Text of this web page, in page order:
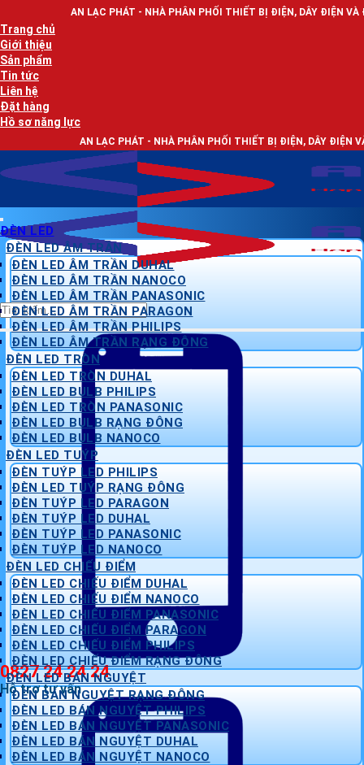
qua
nội
dung
LẠC PHÁT - NHÀ PHÂN PHỐI THIẾT BỊ ĐIỆN, DÂY ĐIỆN VÀ ĐÈN LED CHIẾU
Trang chủ
Giới thiệu
Sản phẩm
Tin tức
Liên hệ
Đặt hàng
Hồ sơ năng lực
AN LẠC PHÁT - NHÀ PHÂN PHỐI THIẾT BỊ ĐIỆN, DÂY ĐIỆN VÀ ĐÈN LED
Tìm
kiếm:
0827 24 24 24
Hỗ trợ tư vấn
ĐÈN LED
ĐÈN LED ÂM TRẦN
ĐÈN LED ÂM TRẦN DUHAL
ĐÈN LED ÂM TRẦN NANOCO
ĐÈN LED ÂM TRẦN PANASONIC
ĐÈN LED ÂM TRẦN PARAGON
ĐÈN LED ÂM TRẦN PHILIPS
ĐÈN LED ÂM TRẦN RẠNG ĐÔNG
ĐÈN LED TRÒN
ĐÈN LED TRÒN DUHAL
ĐÈN LED BULB PHILIPS
ĐÈN LED TRÒN PANASONIC
ĐÈN LED BULB RẠNG ĐÔNG
ĐÈN LED BULB NANOCO
ĐÈN LED TUÝP
ĐÈN TUÝP LED PHILIPS
ĐÈN LED TUÝP RẠNG ĐÔNG
ĐÈN TUÝP LED PARAGON
ĐÈN TUÝP LED DUHAL
ĐÈN TUÝP LED PANASONIC
ĐÈN TUÝP LED NANOCO
ĐÈN LED CHIẾU ĐIỂM
ĐÈN LED CHIẾU ĐIỂM DUHAL
ĐÈN LED CHIẾU ĐIỂM NANOCO
ĐÈN LED CHIẾU ĐIỂM PANASONIC
ĐÈN LED CHIẾU ĐIỂM PARAGON
ĐÈN LED CHIẾU ĐIỂM PHILIPS
ĐÈN LED CHIẾU ĐIỂM RẠNG ĐÔNG
ĐÈN LED BÁN NGUYỆT
ĐÈN BÁN NGUYỆT RẠNG ĐÔNG
ĐÈN LED BÁN NGUYỆT PHILIPS
ĐÈN LED BÁN NGUYỆT PANASONIC
ĐÈN LED BÁN NGUYỆT DUHAL
ĐÈN LED BÁN NGUYỆT NANOCO